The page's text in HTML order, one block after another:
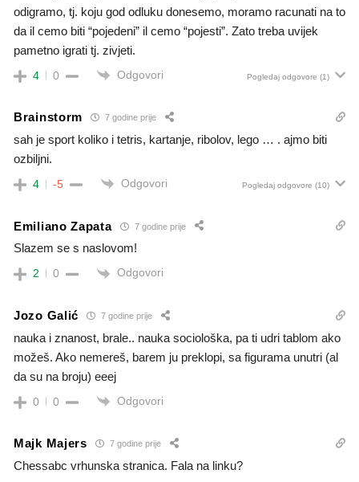
odigramo, tj. koju god odluku donesemo, moramo racunati na to
da il cemo biti “pojedeni” il cemo “pojesti”. Zato treba uvijek
pametno igrati tj. zivjeti.
4 0 Odgovori Pogledaj odgovore (1)
Brainstorm 7 godine prije
sah je sport koliko i tetris, kartanje, ribolov, lego … . ajmo biti
ozbiljni.
4 -5 Odgovori Pogledaj odgovore (10)
Emiliano Zapata 7 godine prije
Slazem se s naslovom!
2 0 Odgovori
Jozo Galić 7 godine prije
nauka i znanost, brale.. nauka sociološka, pa ti udri tablom ako
možeš. Ako nemereš, barem ju preklopi, sa figurama unutri (al
da su na broju) eeej
0 0 Odgovori
Majk Majers 7 godine prije
Chessabc vrhunska stranica. Fala na linku?